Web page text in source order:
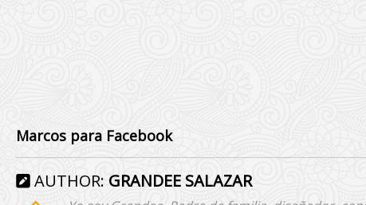
Marcos para Facebook
AUTHOR: GRANDEE SALAZAR